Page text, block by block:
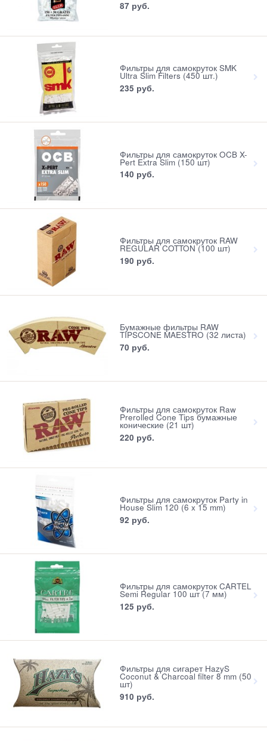
87 руб.
Фильтры для самокруток SMK
Ultra Slim Filters (450 шт.)
235 руб.
Фильтры для самокруток OCB X-
Pert Extra Slim (150 шт)
140 руб.
Фильтры для самокруток RAW
REGULAR COTTON (100 шт)
190 руб.
Бумажные фильтры RAW
TIPSCONE MAESTRO (32 листа)
70 руб.
Фильтры для самокруток Raw
Prerolled Cone Tips бумажные
конические (21 шт)
220 руб.
Фильтры для самокруток Party in
House Slim 120 (6 x 15 mm)
92 руб.
Фильтры для самокруток CARTEL
Semi Regular 100 шт (7 мм)
125 руб.
Фильтры для сигарет HazyS
Coconut & Charcoal filter 8 mm (50
шт)
910 руб.